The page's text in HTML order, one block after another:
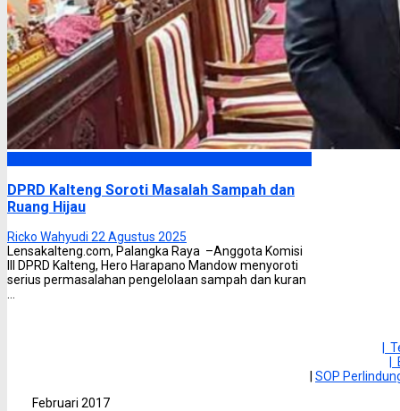
DPRD Kalteng Soroti Masalah Sampah dan
Ruang Hijau
Ricko Wahyudi 22 Agustus 2025
Lensakalteng.com, Palangka Raya –Anggota Komisi
III DPRD Kalteng, Hero Harapano Mandow menyoroti
serius permasalahan pengelolaan sampah dan kuran
|
SOP
Februari 2017